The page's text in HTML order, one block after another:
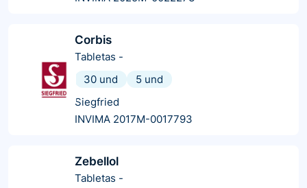
Corbis
Tabletas -
30 und
5 und
Siegfried
INVIMA 2017M-0017793
Zebellol
Tabletas -